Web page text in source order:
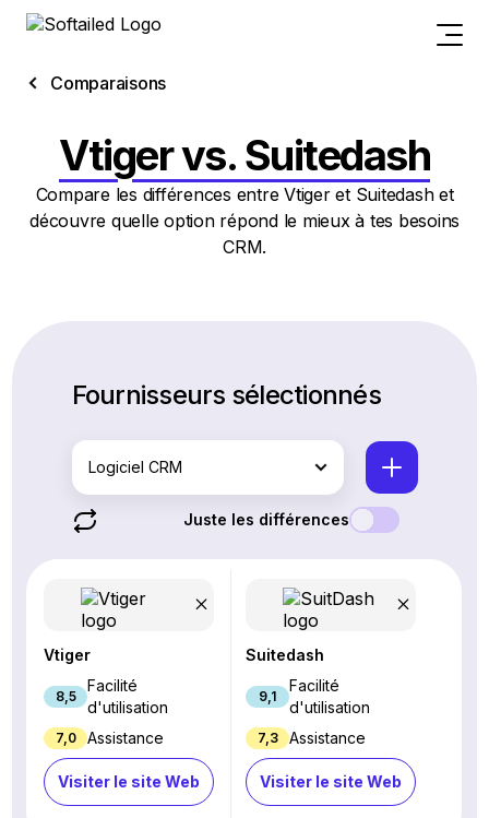
Comparaisons
Vtiger vs. Suitedash
Compare les différences entre Vtiger et Suitedash et
découvre quelle option répond le mieux à tes besoins
CRM.
Fournisseurs sélectionnés
Logiciel CRM
Juste les différences
Vtiger
8,5
Facilité
d'utilisation
7,0 Assistance
Visiter le site Web
Suitedash
9,1
Facilité
d'utilisation
7,3 Assistance
Visiter le site Web